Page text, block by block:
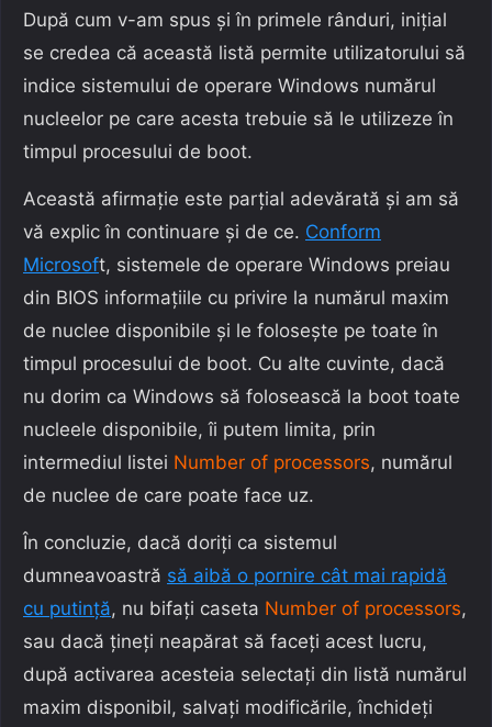
După cum v-am spus și în primele rânduri, inițial
se credea că această listă permite utilizatorului să
indice sistemului de operare Windows numărul
nucleelor pe care acesta trebuie să le utilizeze în
timpul procesului de boot.
Această afirmație este parțial adevărată și am să
vă explic în continuare și de ce. Conform
Microsoft, sistemele de operare Windows preiau
din BIOS informațiile cu privire la numărul maxim
de nuclee disponibile și le folosește pe toate în
timpul procesului de boot. Cu alte cuvinte, dacă
nu dorim ca Windows să folosească la boot toate
nucleele disponibile, îi putem limita, prin
intermediul listei Number of processors, numărul
de nuclee de care poate face uz.
În concluzie, dacă doriți ca sistemul
dumneavoastră să aibă o pornire cât mai rapidă
cu putință, nu bifați caseta Number of processors,
sau dacă țineți neapărat să faceți acest lucru,
după activarea acesteia selectați din listă numărul
maxim disponibil, salvați modificările, închideți